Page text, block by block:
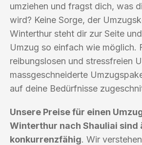
umziehen und fragst dich, was
wird? Keine Sorge, der
Winterthur steht dir zur Seite
Umzug so einfach wie möglich.
reibungslosen und stressfreien
massgeschneiderte
auf deine Bedürfnisse
Unsere Preise für einen
Winterthur nach Shauliai sind
konkurrenzfähig. Wir